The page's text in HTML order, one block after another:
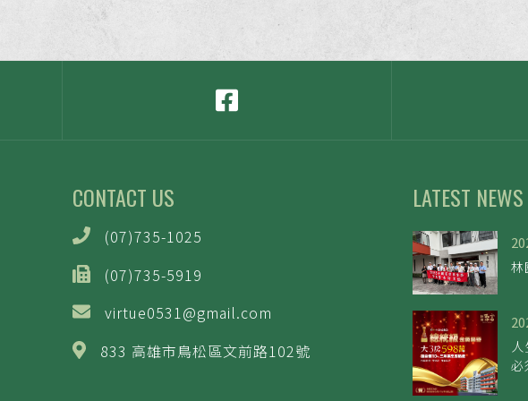
CONTACT US
(07)735-1025
(07)735-5919
virtue0531@gmail.com
833 高雄市鳥松區文前路102號
LATEST NEWS
林
人
必